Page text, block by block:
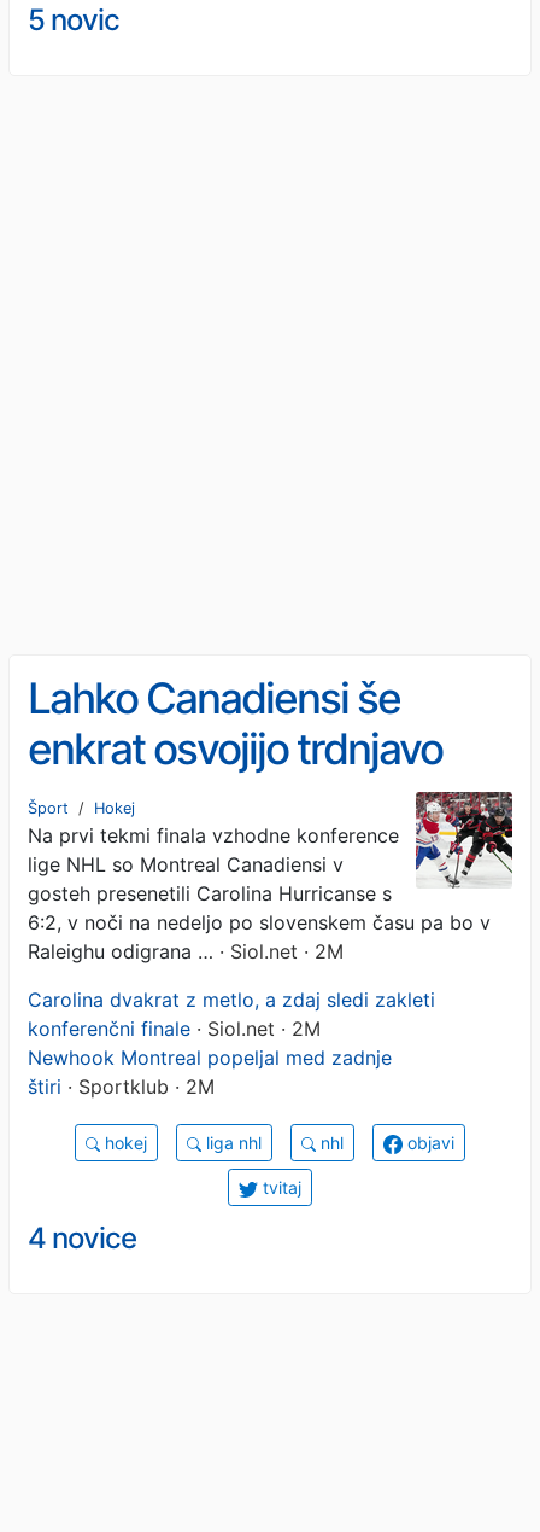
5 novic
Lahko Canadiensi še
enkrat osvojijo trdnjavo
Caroline?
Šport / Hokej
Na prvi tekmi finala vzhodne konference
lige NHL so Montreal Canadiensi v
gosteh presenetili Carolina Hurricanse s
6:2, v noči na nedeljo po slovenskem času pa bo v
Raleighu odigrana … · Siol.net · 2M
Carolina dvakrat z metlo, a zdaj sledi zakleti
konferenčni finale · Siol.net · 2M
Newhook Montreal popeljal med zadnje
štiri · Sportklub · 2M
hokej liga nhl nhl objavi
tvitaj
4 novice